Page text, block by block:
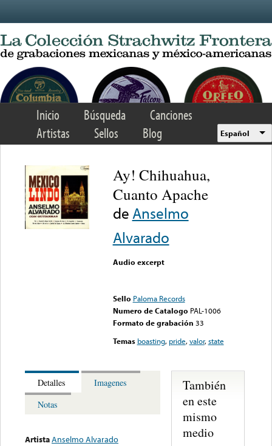
Inicio Búsqueda
Canciones
Artistas
Sellos Blog Español
Ay! Chihuahua,
Cuanto Apache
de Anselmo
Alvarado
Audio excerpt
Sello Paloma Records
Numero de Catalogo PAL-1006
Formato de grabación 33
Temas boasting, pride,valor,state
Detalles
Imagenes
Notas
ArtistaAnselmo Alvarado
También
en este
mismo
medio